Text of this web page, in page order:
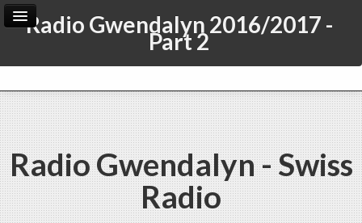
Radio Gwendalyn 2016/2017 -
Part 2
Home Archive
Admin
Radio Gwendalyn - Swiss
Radio